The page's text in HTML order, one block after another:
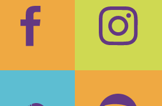
Facebook